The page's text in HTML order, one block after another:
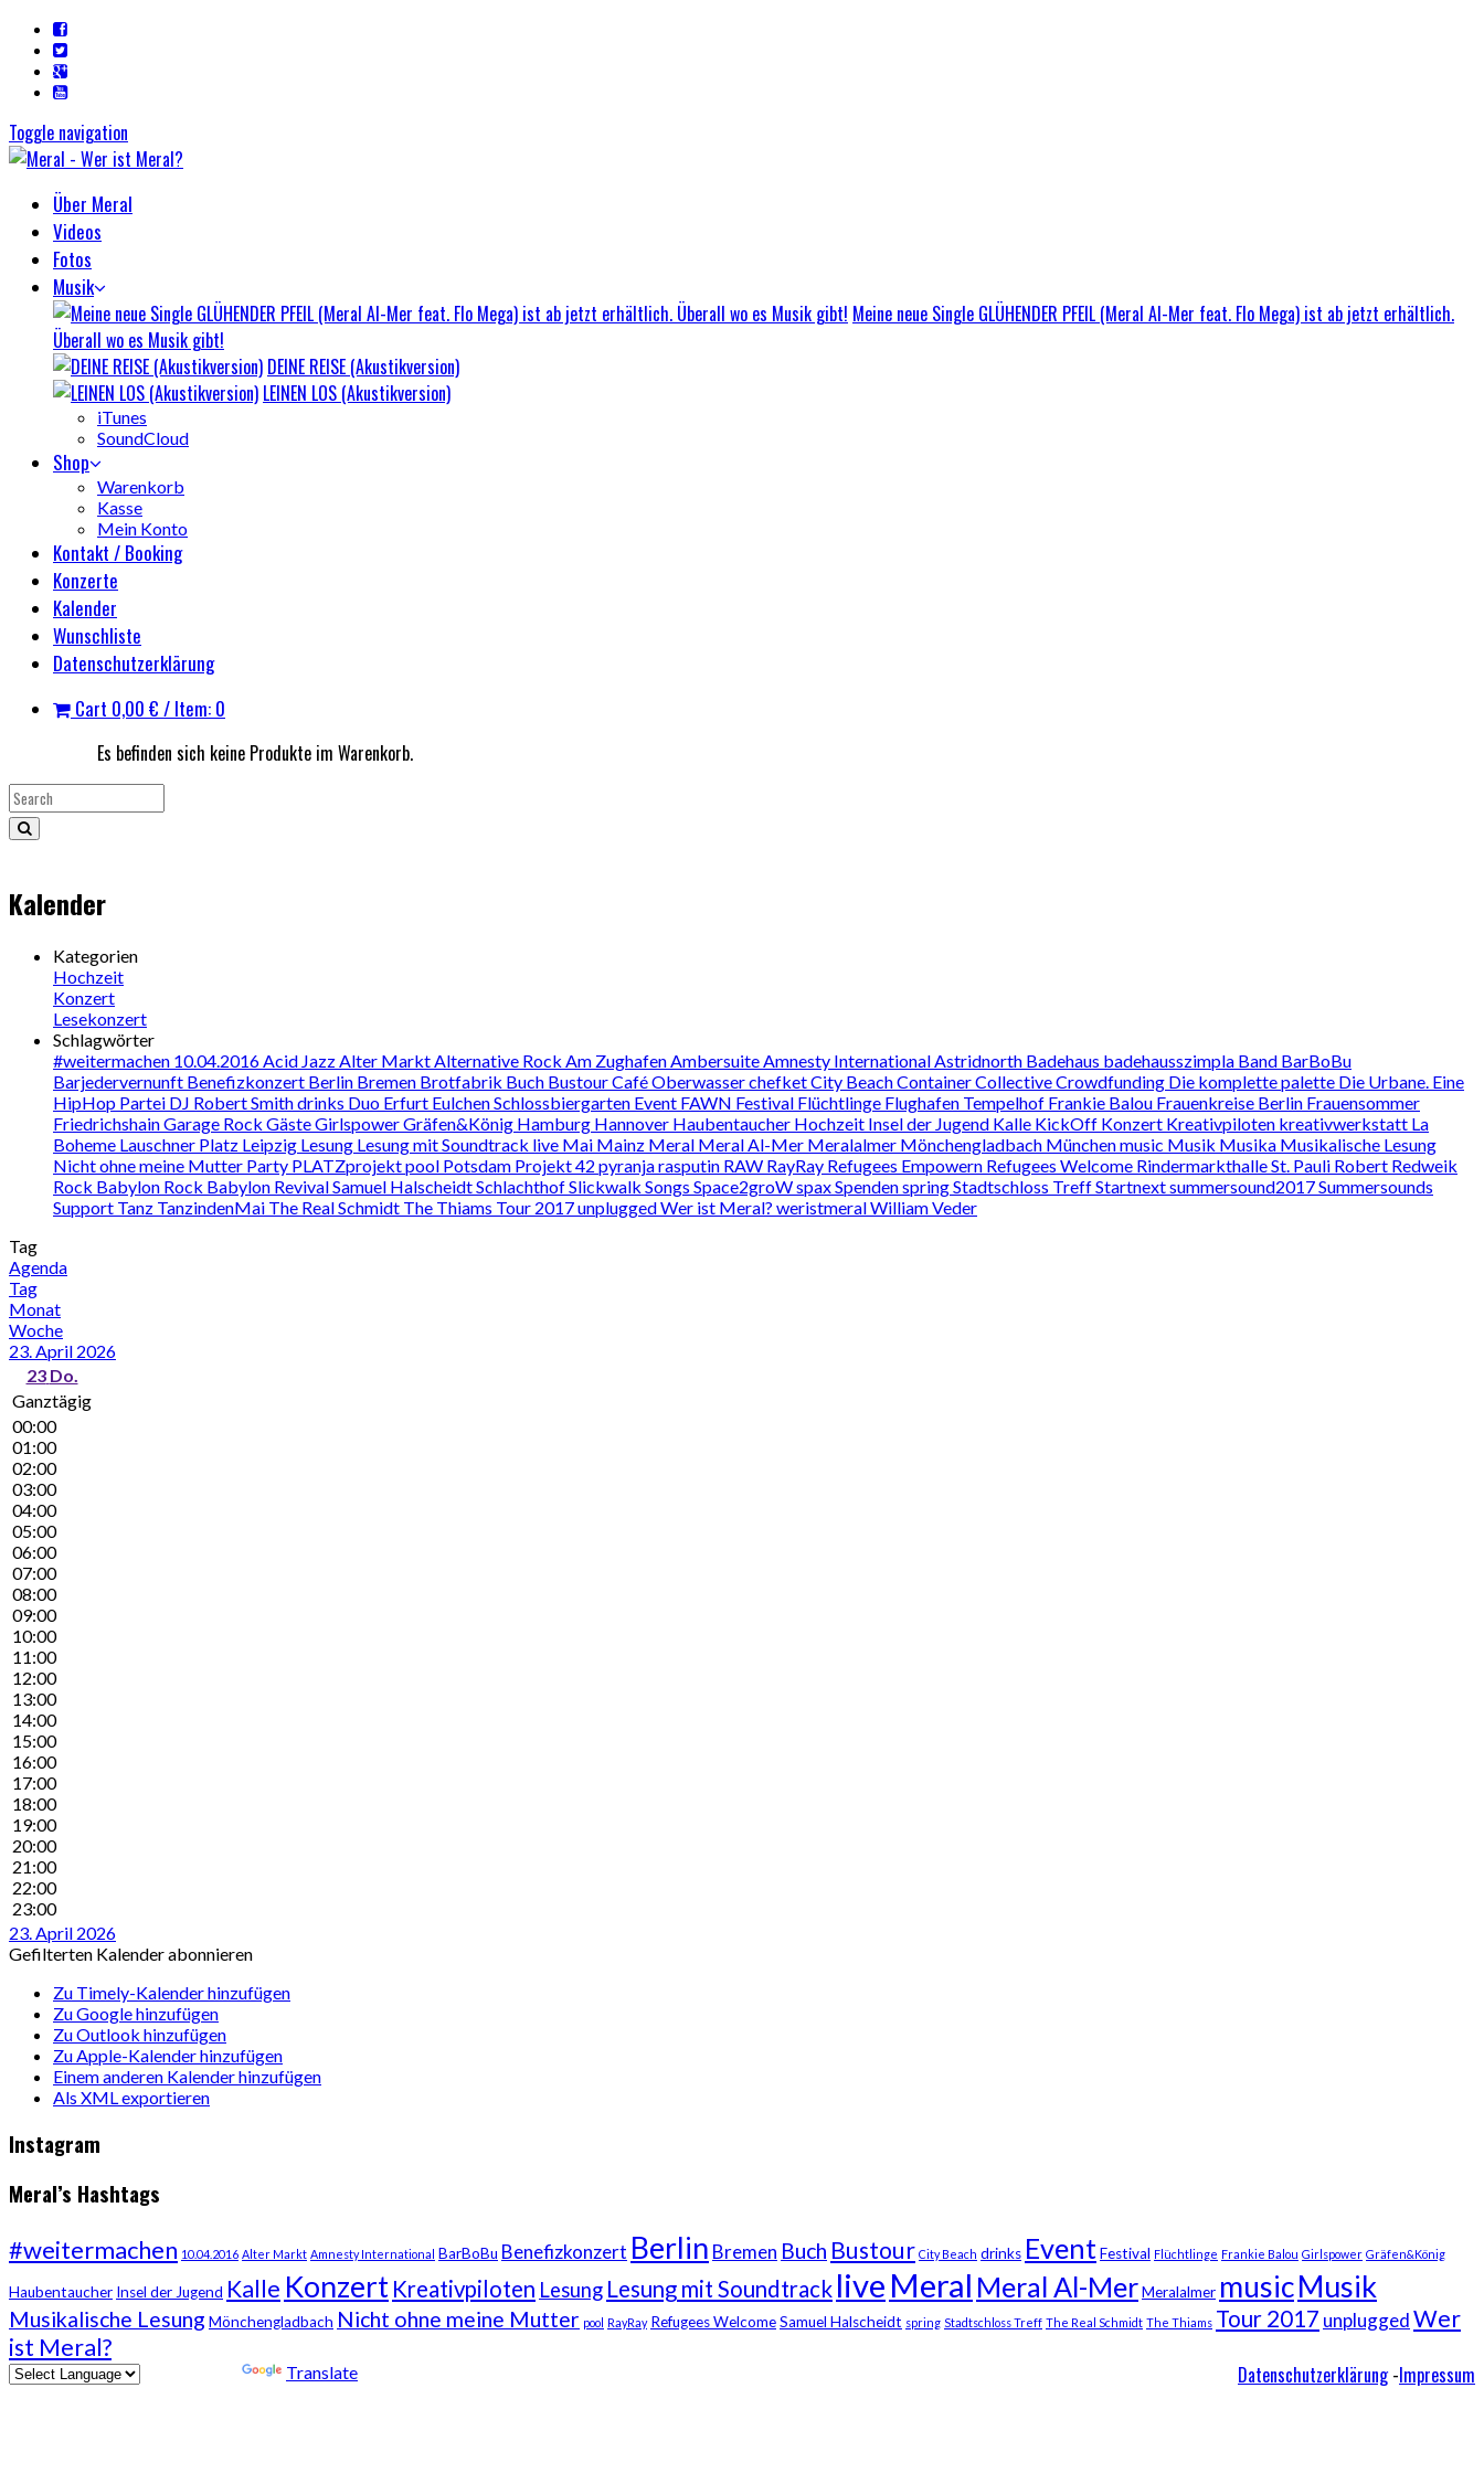
Toggle navigation
Über Meral
Videos
Fotos
Musik
Meine neue Single GLÜHENDER PFEIL (Meral Al-Mer feat. Flo Mega) ist ab jetzt erhältlich.
Überall wo es Musik gibt!
DEINE REISE (Akustikversion)
LEINEN LOS (Akustikversion)
iTunes
SoundCloud
Shop
Warenkorb
Kasse
Mein Konto
Kontakt / Booking
Konzerte
Kalender
Wunschliste
Datenschutzerklärung
Cart 0,00 € / Item: 0
Es befinden sich keine Produkte im Warenkorb.
Kalender
Kategorien
Hochzeit
Konzert
Lesekonzert
Schlagwörter
#weitermachen 10.04.2016Acid JazzAlter MarktAlternative Rock Am ZughafenAmbersuiteAmnesty InternationalAstridnorth Badehaus badehausszimpla Band BarBoBu
Barjedervernunft Benefizkonzert Berlin Bremen Brotfabrik Buch BustourCafé OberwasserchefketCity BeachContainer CollectiveCrowdfunding Die komplette palette Die Urbane. Eine
HipHop Partei DJ Robert Smithdrinks Duo Erfurt Eulchen Schlossbiergarten Event FAWN Festival Flüchtlinge Flughafen Tempelhof Frankie Balou Frauenkreise Berlin Frauensommer
FriedrichshainGarage Rock GästeGirlspowerGräfen&König Hamburg Hannover Haubentaucher Hochzeit Insel der Jugend Kalle KickOff Konzert Kreativpiloten kreativwerkstatt La
Boheme Lauschner Platz Leipzig Lesung Lesung mit Soundtrack live Mai Mainz Meral Meral Al-Mer Meralalmer Mönchengladbach Münchenmusic Musik Musika Musikalische Lesung
Nicht ohne meine Mutter Party PLATZprojektpool Potsdam Projekt 42 pyranjarasputin RAW RayRay Refugees Empowern Refugees Welcome Rindermarkthalle St. Pauli Robert Redweik
Rock Babylon Rock Babylon RevivalSamuel HalscheidtSchlachthofSlickwalk Songs Space2groWspaxSpendenspringStadtschloss TreffStartnextsummersound2017Summersounds
Support Tanz TanzindenMai The Real Schmidt The Thiams Tour 2017unpluggedWer ist Meral? weristmeralWilliam Veder
Tag
Agenda
Tag
Monat
Woche
23. April 2026
23 Do.
Ganztägig
00:00
01:00
02:00
03:00
04:00
05:00
06:00
07:00
08:00
09:00
10:00
11:00
12:00
13:00
14:00
15:00
16:00
17:00
18:00
19:00
20:00
21:00
22:00
23:00
23. April 2026
Gefilterten Kalender abonnieren
Zu Timely-Kalender hinzufügen
Zu Google hinzufügen
Zu Outlook hinzufügen
Zu Apple-Kalender hinzufügen
Einem anderen Kalender hinzufügen
Als XML exportieren
Instagram
Meral’s Hashtags
#weitermachen 10.04.2016 Alter Markt Amnesty International BarBoBu Benefizkonzert Berlin Bremen Buch Bustour City Beach drinks Event Festival Flüchtlinge Frankie Balou Girlspower Gräfen&König
Haubentaucher Insel der Jugend Kalle Konzert Kreativpiloten Lesung Lesung mit Soundtrack live Meral Meral Al-MerMeralalmer musicMusik
Musikalische Lesung Mönchengladbach Nicht ohne meine Mutter pool RayRay Refugees WelcomeSamuel Halscheidt spring Stadtschloss Treff The Real Schmidt The Thiams Tour 2017 unpluggedWer
ist Meral?
Datenschutzerklärung-Impressum
Translate